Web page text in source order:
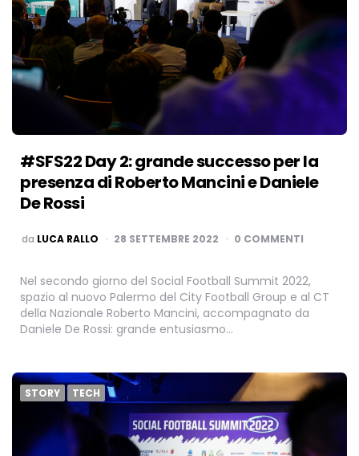
#SFS22 Day 2: grande successo per la
presenza di Roberto Mancini e Daniele
De Rossi
PUBBLICATO
da LUCA RALLO 28 SETTEMBRE 2022 0 COMMENTI
Nel secondo giorno del Social Football Summit 2022,
spazio al nuovo Palermo del City Football Group e al CT
della Nazionale Roberto Mancini, accompagnato da
Daniele De Rossi: grande entusiasmo…
STORY TECH